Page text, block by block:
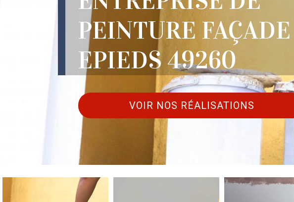
PEINTURE FAÇADE
EPIEDS 49260
VOIR NOS RÉALISATIONS